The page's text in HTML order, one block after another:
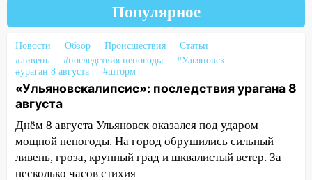
Мелекесский район первым в
Ульяновской области намолотил более
100 тысяч тонн зерна
15:17
В колледжи и техникумы
Ульяновской области подали более 10
тысяч заявлений
15:04 Фоторепортаж с улиц Ульяновска
после шторма: поваленные деревья и
затопленные улицы
Популярное
Новости Обзор Происшествия
Статьи
#ливень
#последствия непогоды
#Ульяновск
#ураган 8 августа
#шторм
«Ульяновскалипсис»: последствия урагана 8
августа
Днём 8 августа Ульяновск оказался под ударом
мощной непогоды. На город обрушились сильный
ливень, гроза, крупный град и шквалистый ветер. За
несколько часов стихия